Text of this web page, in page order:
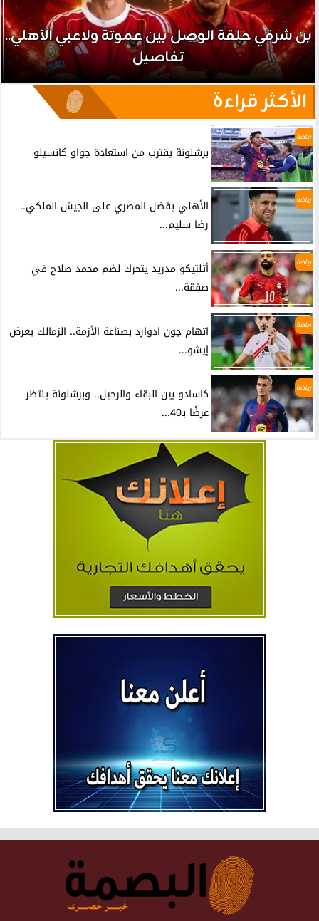
بن شرقي حلقة الوصل بين عموتة ولاعبي الأهلي..
تفاصيل
الأكثر قراءة
رياضة
برشلونة يقترب من استعادة جواو كانسيلو
رياضة
الأهلي يفضل المصري على الجيش الملكي..
رضا سليم...
رياضة
أتلتيكو مدريد يتحرك لضم محمد صلاح في
صفقة...
رياضة
اتهام جون ادوارد بصناعة الأزمة.. الزمالك يعرض
إيشو...
رياضة
كاسادو بين البقاء والرحيل.. وبرشلونة ينتظر
عرضًا بـ40...